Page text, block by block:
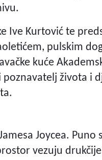
Ive Kurtović te
pulskim
kuće
života i
Joycea.
vezuju